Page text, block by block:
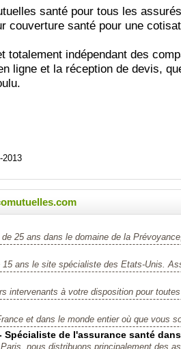
santé pour tous les
couverture santé pour une
totalement indépendant des
ligne et la réception de devis,
2013
25 ans dans le domaine de la
ans le site spécialiste des Etats-Unis.
intervenants à votre disposition pour
et dans le monde entier où que vous
Spécialiste de l'assurance santé
nous distribuons principalement des